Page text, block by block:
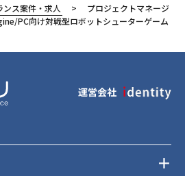
ンス案件・求人
プロジェクトマネージ
PC向け対戦型ロボットシューターゲーム
運営会社